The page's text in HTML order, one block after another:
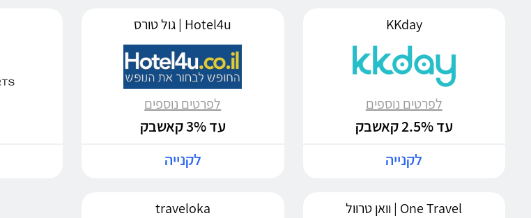
KKday
לפרטים נוספים
עד 2.5% קאשבק
לקנייה
Hotel4u | גול טורס
לפרטים נוספים
עד 3% קאשבק
לקנייה
One Travel | וואן טרוול traveloka